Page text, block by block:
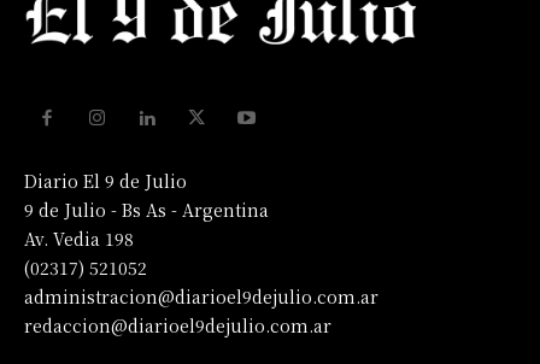
Diario El 9 de Julio
9 de Julio - Bs As - Argentina
Av. Vedia 198
(02317) 521052
administracion@diarioel9dejulio.com.ar
redaccion@diarioel9dejulio.com.ar